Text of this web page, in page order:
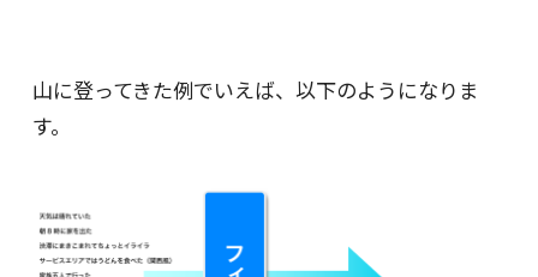
山に登ってきた例でいえば、以下のようになりま
す。